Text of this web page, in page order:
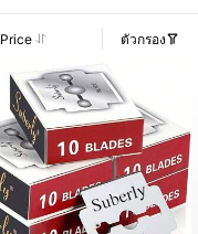
Price ตัวกรอง